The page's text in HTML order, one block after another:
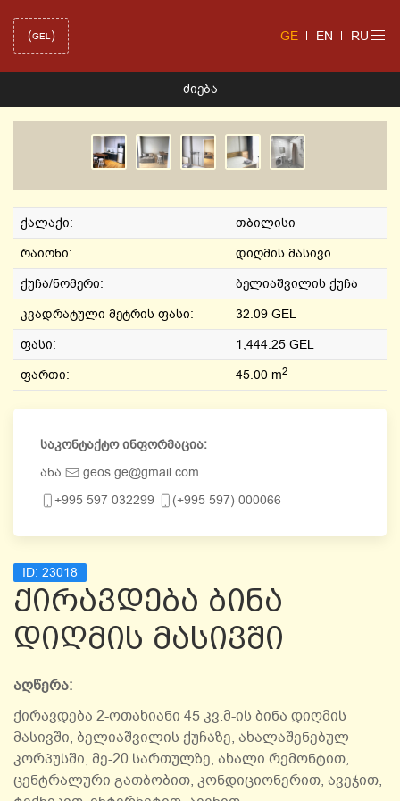
(GEL ) GE EN RU
ᲫᲘᲔᲑᲐ
ქალაქი:
თბილისი
რაიონი:
დიღმის მასივი
ქუჩა/ნომერი:
ბელიაშვილის ქუჩა
კვადრატული მეტრის ფასი:
32.09 GEL
ფასი:
1,444.25 GEL
ფართი:
45.00 m2
საკონტაქტო ინფორმაცია:
ანა
geos.ge@gmail.com
+995 597 032299
(+995 597) 000066
ID: 23018
ქირავდება ბინა
დიღმის მასივში
აღწერა:
ქირავდება 2-ოთახიანი 45 კვ.მ-ის ბინა დიღმის
მასივში, ბელიაშვილის ქუჩაზე, ახალაშენებულ
კორპუსში, მე-20 სართულზე, ახალი რემონტით,
ცენტრალური გათბობით, კონდიციონერით, ავეჯით,